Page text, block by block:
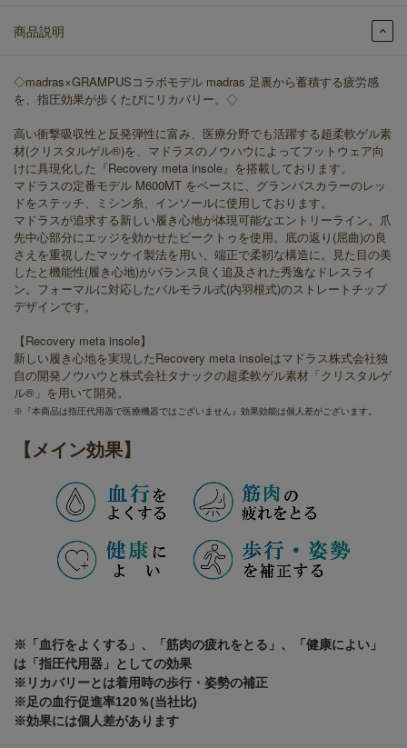
商品説明
◇madras×GRAMPUSコラボモデル madras 足裏から蓄積する疲労感
を、指圧効果が歩くたびにリカバリー。◇
高い衝撃吸収性と反発弾性に富み、医療分野でも活躍する超柔軟ゲル素
材(クリスタルゲル®)を、マドラスのノウハウによってフットウェア向
けに具現化した『Recovery meta insole』を搭載しております。
マドラスの定番モデル M600MT をベースに、グランパスカラーのレッ
ドをステッチ、ミシン糸、インソールに使用しております。
マドラスが追求する新しい履き心地が体現可能なエントリーライン。爪
先中心部分にエッジを効かせたビークトゥを使用。底の返り(屈曲)の良
さえを重視したマッケイ製法を用い、端正で柔靭な構造に。見た目の美
したと機能性(履き心地)がバランス良く追及された秀逸なドレスライ
ン。フォーマルに対応したバルモラル式(内羽根式)のストレートチップ
デザインです。
【Recovery meta insole】
新しい履き心地を実現したRecovery meta insoleはマドラス株式会社独
自の開発ノウハウと株式会社タナックの超柔軟ゲル素材「クリスタルゲ
ル®」を用いて開発。
※『本商品は指圧代用器で医療機器ではございません』効果効能は個人差がございます。
【メイン効果】
※「血行をよくする」、「筋肉の疲れをとる」、「健康によい」
は「指圧代用器」としての効果
※リカバリーとは着用時の歩行・姿勢の補正
※足の血行促進率120％(当社比)
※効果には個人差があります